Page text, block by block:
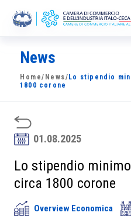
La Camera
News
Sviluppo Mercato
Soci
Partner
Progetti
News
Home/ News/ Lo stipendio
1800 corone
01.08.2025
Lo stipendio
circa 1800 corone
Overview Economica